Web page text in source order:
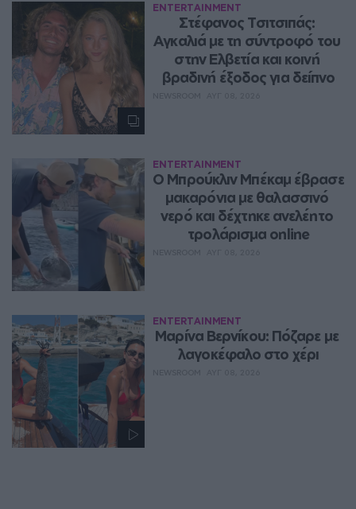
ENTERTAINMENT
Στέφανος Τσιτσιπάς:
Αγκαλιά με τη σύντροφό του
στην Ελβετία και κοινή
βραδινή έξοδος για δείπνο
ENTERTAINMENT
Ο Μπρούκλιν Μπέκαμ έβρασε
μακαρόνια με θαλασσινό
νερό και δέχτηκε ανελέητο
τρολάρισμα online
ENTERTAINMENT
Μαρίνα Βερνίκου: Πόζαρε με
λαγοκέφαλο στο χέρι